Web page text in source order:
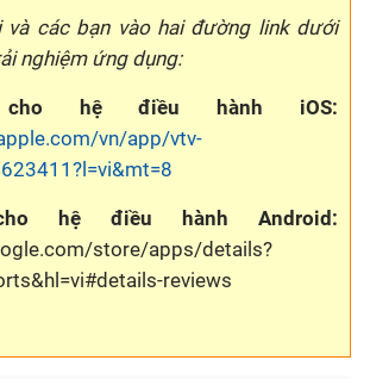
và các bạn vào hai đường link dưới
nghiệm ứng dụng:
hệ điều hành iOS:
vn/app/vtv-
hệ điều hành Android:
store/apps/details?
reviews